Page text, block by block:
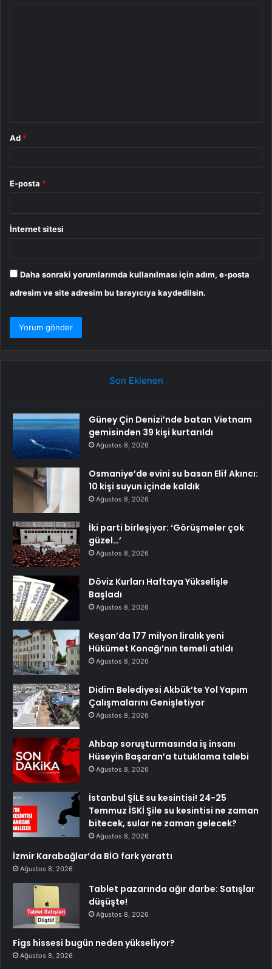
Ad *
E-posta *
İnternet sitesi
Daha sonraki yorumlarımda kullanılması için adım, e-posta
adresim ve site adresim bu tarayıcıya kaydedilsin.
Son Eklenen
Güney Çin Denizi’nde batan Vietnam
gemisinden 39 kişi kurtarıldı
Ağustos 8, 2026
Osmaniye’de evini su basan Elif Akıncı:
10 kişi suyun içinde kaldık
Ağustos 8, 2026
İki parti birleşiyor: ‘Görüşmeler çok
güzel…’
Ağustos 8, 2026
Döviz Kurları Haftaya Yükselişle
Başladı
Ağustos 8, 2026
Keşan’da 177 milyon liralık yeni
Hükümet Konağı’nın temeli atıldı
Ağustos 8, 2026
Didim Belediyesi Akbük’te Yol Yapım
Çalışmalarını Genişletiyor
Ağustos 8, 2026
Ahbap soruşturmasında iş insanı
Hüseyin Başaran’a tutuklama talebi
Ağustos 8, 2026
İstanbul ŞİLE su kesintisi! 24-25
Temmuz İSKİ Şile su kesintisi ne zaman
bitecek, sular ne zaman gelecek?
Ağustos 8, 2026
İzmir Karabağlar’da BİO fark yarattı
Ağustos 8, 2026
Tablet pazarında ağır darbe: Satışlar
düşüşte!
Ağustos 8, 2026
Figs hissesi bugün neden yükseliyor?
Ağustos 8, 2026